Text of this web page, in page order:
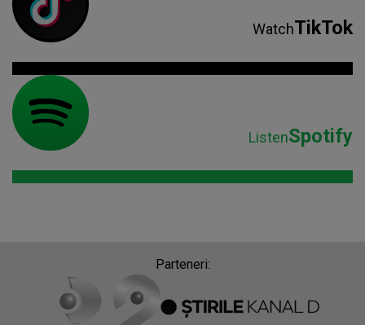
WatchTikTok
ListenSpotify
Parteneri: